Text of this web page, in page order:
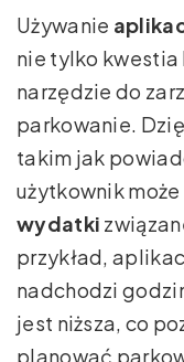
Używanie
nie tylko
narzędzie do
parkowanie.
takim jak
użytkownik
wydatki
przykład,
nadchodzi
jest niższa, co
planować